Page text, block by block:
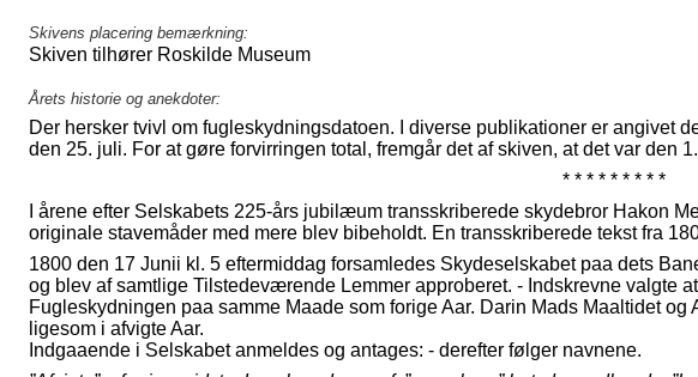
Skivens placering bemærkning:
Skiven tilhører Roskilde Museum
Årets historie og anekdoter:
Der hersker tvivl om fugleskydningsdatoen. I diverse publikationer er angivet
den 25. juli. For at gøre forvirringen total, fremgår det af skiven, at det var den
* * * * * * * * *
I årene efter Selskabets 225-års jubilæum transskriberede skydebror Hakon
originale stavemåder med mere blev bibeholdt. En transskriberede tekst fra
1800 den 17 Junii kl. 5 eftermiddag forsamledes Skydeselskabet paa dets
og blev af samtlige Tilstedeværende Lemmer approberet. - Indskrevne valgte
Fugleskydningen paa samme Maade som forige Aar. Darin Mads Maaltidet
ligesom i afvigte Aar.
Indgaaende i Selskabet anmeldes og antages: - derefter følger navnene.